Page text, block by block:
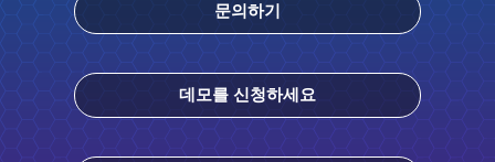
문의하기
데모를 신청하세요